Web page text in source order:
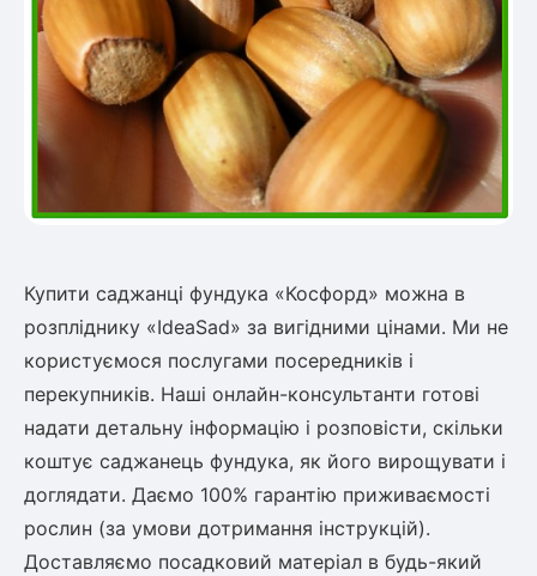
Купити саджанці фундука «Косфорд» можна в
розпліднику «IdeaSad» за вигідними цінами. Ми не
користуємося послугами посередників і
перекупників. Наші онлайн-консультанти готові
надати детальну інформацію і розповісти, скільки
коштує саджанець фундука, як його вирощувати і
доглядати. Даємо 100% гарантію приживаємості
рослин (за умови дотримання інструкцій).
Доставляємо посадковий матеріал в будь-який